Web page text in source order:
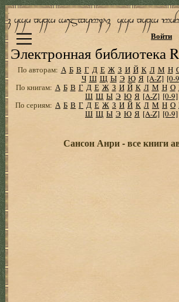
Электронная библиотека
Войти
По авторам: А Б В Г Д Е Ж З И Й К Л М Н
Ч Ш Щ Ы Э Ю Я [A-Z] [0-
По книгам: А Б В Г Д Е Ж З И Й К Л М Н О
Ш Щ Ы Э Ю Я [A-Z] [0-9]
По сериям: А Б В Г Д Е Ж З И Й К Л М Н О
Ш Щ Ы Э Ю Я [A-Z] [0-9]
Сансон Анри - все книги